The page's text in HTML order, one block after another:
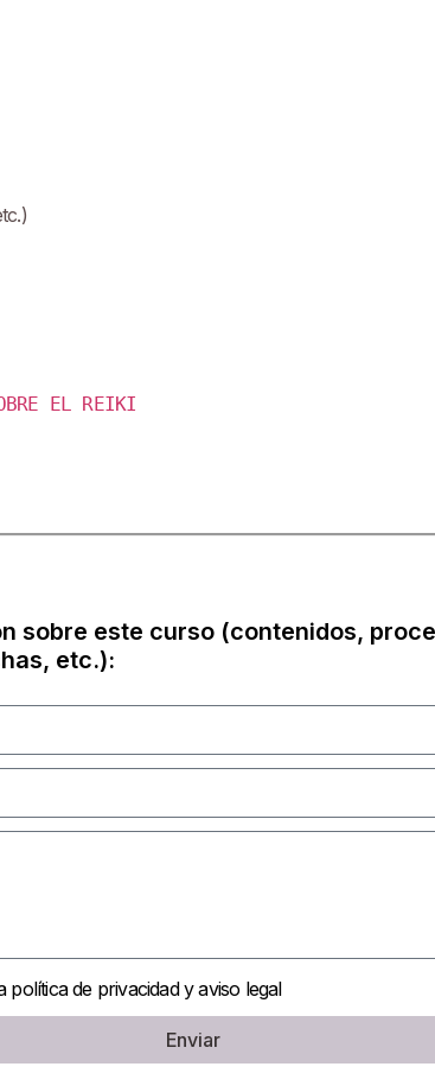
EL REIKI
sobre este curso (contenidos,
etc.):
política de privacidad y aviso legal
Enviar